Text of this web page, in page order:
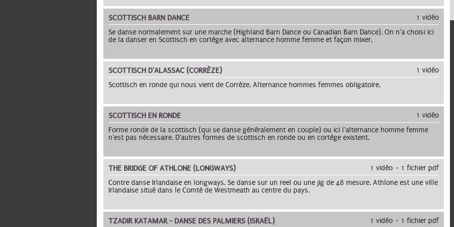
SCOTTISCH BARN DANCE
1 vidéo
Se danse normalement sur une marche (Highland Barn Dance ou Canadian Barn Dance). On n'a choisi ici
de la danser en Scottisch en cortége avec alternance homme femme et façon mixer.
SCOTTISCH D'ALASSAC (CORRÈZE)
1 vidéo
Scottisch en ronde qui nous vient de Corrèze. Alternance hommes femmes obligatoire.
SCOTTISCH EN RONDE
1 vidéo
Forme ronde de la scottisch (qui se danse généralement en couple) ou ici l'alternance homme femme
n'est pas nécessaire. D'autres formes de scottisch en ronde ou en cortège existent.
THE BRIDGE OF ATHLONE (LONGWAYS) 1 vidéo
1 fichier pdf
Contre danse Irlandaise en longways. Se danse sur un reel ou une jig de 48 mesure. Athlone est une ville
Irlandaise situé dans le Comté de Westmeath au centre du pays.
TZADIR KATAMAR - DANSE DES PALMIERS (ISRAËL) 1 vidéo 1 fichier pdf